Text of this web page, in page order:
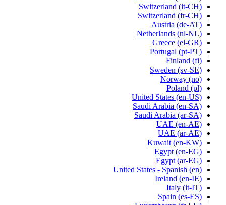
Switzerland (it-CH)
Switzerland (fr-CH)
Austria (de-AT)
Netherlands (nl-NL)
Greece (el-GR)
Portugal (pt-PT)
Finland (fi)
Sweden (sv-SE)
Norway (no)
Poland (pl)
United States (en-US)
Saudi Arabia (en-SA)
Saudi Arabia (ar-SA)
UAE (en-AE)
UAE (ar-AE)
Kuwait (en-KW)
Egypt (en-EG)
Egypt (ar-EG)
United States - Spanish (en)
Ireland (en-IE)
Italy (it-IT)
Spain (es-ES)